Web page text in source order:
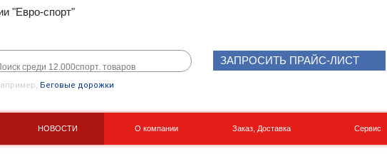
"Евро-спорт"
Беговые дорожки
ЗАПРОСИТЬ ПРАЙС-ЛИСТ
НОВОСТИ О компании Заказ, Доставка Сервис